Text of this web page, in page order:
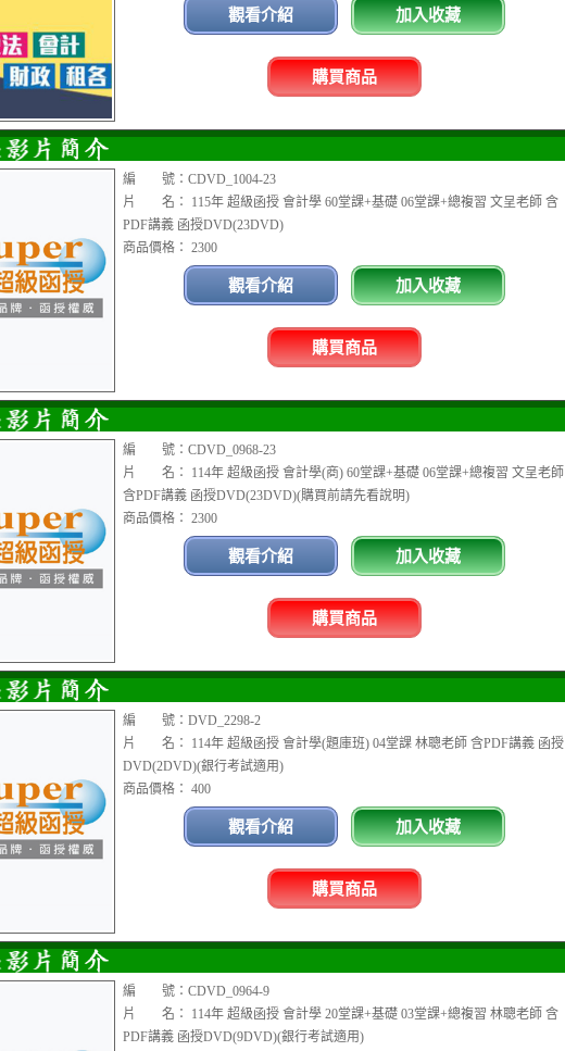
觀看介紹 加入收藏
購買商品
編 號：CDVD_1004-23
片 名： 115年 超級函授 會計學 60堂課+基礎 06堂課+總複習 文呈老師 含
PDF講義 函授DVD(23DVD)
商品價格： 2300
觀看介紹 加入收藏
購買商品
編 號：CDVD_0968-23
片 名： 114年 超級函授 會計學(商) 60堂課+基礎 06堂課+總複習 文呈老師
含PDF講義 函授DVD(23DVD)(購買前請先看說明)
商品價格： 2300
觀看介紹 加入收藏
購買商品
編 號：DVD_2298-2
片 名： 114年 超級函授 會計學(題庫班) 04堂課 林聰老師 含PDF講義 函授
DVD(2DVD)(銀行考試適用)
商品價格： 400
觀看介紹 加入收藏
購買商品
編 號：CDVD_0964-9
片 名： 114年 超級函授 會計學 20堂課+基礎 03堂課+總複習 林聰老師 含
PDF講義 函授DVD(9DVD)(銀行考試適用)